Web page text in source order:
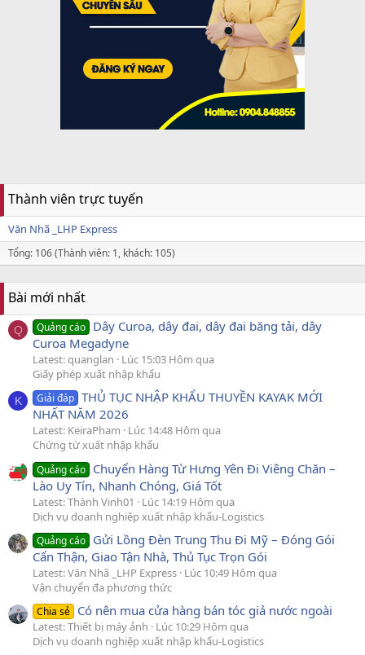
Thành viên trực tuyến
Văn Nhã _LHP Express
Tổng: 106 (Thành viên: 1, khách: 105)
Bài mới nhất
Q Quảng cáo Dây Curoa, dây đai, dây đai băng tải, dây
Curoa Megadyne
Latest: quanglan
Lúc 15:03 Hôm qua
Giấy phép xuất nhập khẩu
K Giải đáp THỦ TỤC NHẬP KHẨU THUYỀN KAYAK MỚI
NHẤT NĂM 2026
Latest: KeiraPham
Lúc 14:48 Hôm qua
Chứng từ xuất nhập khẩu
Quảng cáo Chuyển Hàng Từ Hưng Yên Đi Viêng Chăn –
Lào Uy Tín, Nhanh Chóng, Giá Tốt
Latest: Thành Vinh01
Lúc 14:19 Hôm qua
Dịch vụ doanh nghiệp xuất nhập khẩu-Logistics
Quảng cáo Gửi Lồng Đèn Trung Thu Đi Mỹ – Đóng Gói
Cẩn Thận, Giao Tận Nhà, Thủ Tục Trọn Gói
Latest: Văn Nhã _LHP Express Lúc 10:49 Hôm qua
Vận chuyển đa phương thức
Chia sẻ Có nên mua cửa hàng bán tóc giả nước ngoài
Latest: Thiết bị máy ảnh
Lúc 10:29 Hôm qua
Dịch vụ doanh nghiệp xuất nhập khẩu-Logistics